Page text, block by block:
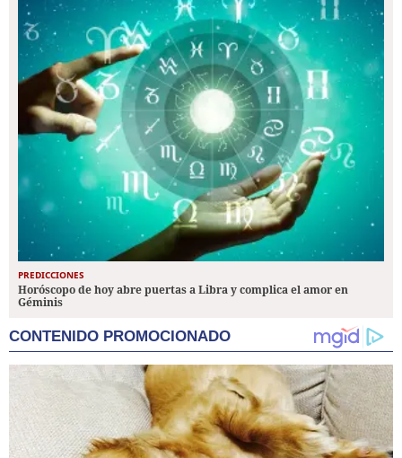
PREDICCIONES
Horóscopo de hoy abre puertas a Libra y complica el amor en
Géminis
CONTENIDO PROMOCIONADO